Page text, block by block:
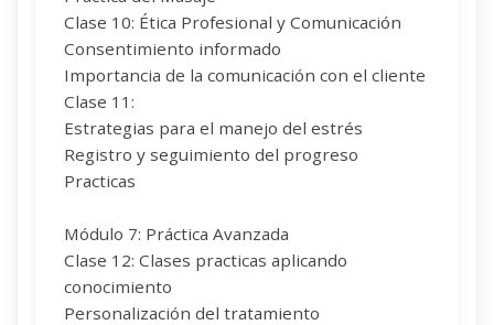
Clase 10: Ética Profesional y Comunicación
Consentimiento informado
Importancia de la comunicación con el cliente
Clase 11:
Estrategias para el manejo del estrés
Registro y seguimiento del progreso
Practicas
Módulo 7: Práctica Avanzada
Clase 12: Clases practicas aplicando
conocimiento
Personalización del tratamiento